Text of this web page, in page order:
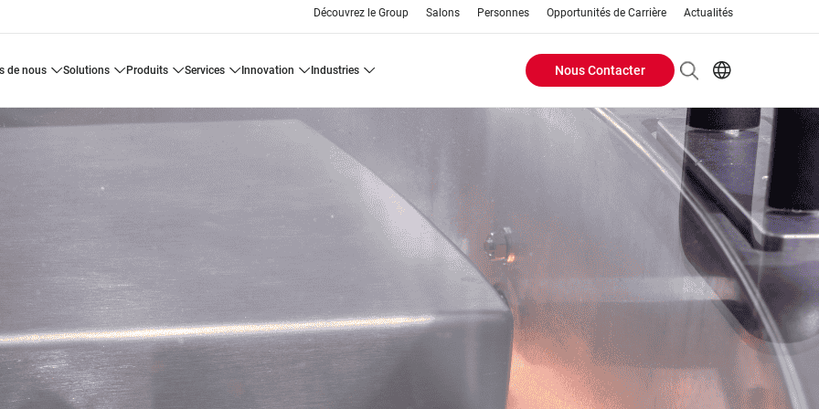
Découvrez le Group Salons Personnes Opportunités de Carrière Actualités
de nous solutions produits services innovation industries
Header
Buttons
Nous Contacter
FR